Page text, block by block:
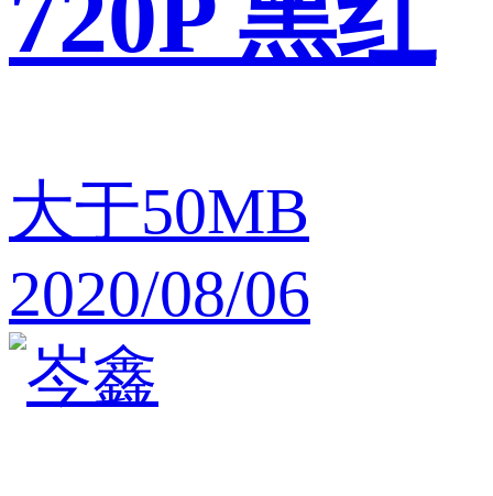
大于50MB
2020/08/06